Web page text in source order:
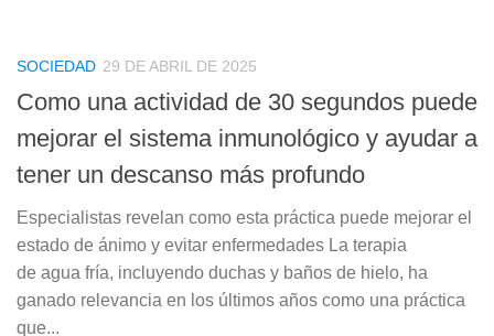
SOCIEDAD 29 DE ABRIL DE 2025
Como una actividad de 30 segundos puede
mejorar el sistema inmunológico y ayudar a
tener un descanso más profundo
Especialistas revelan como esta práctica puede mejorar el
estado de ánimo y evitar enfermedades La terapia
de agua fría, incluyendo duchas y baños de hielo, ha
ganado relevancia en los últimos años como una práctica
que...